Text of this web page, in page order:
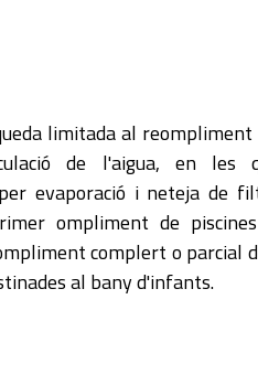
limitada al reompliment
de l'aigua, en les
evaporació i neteja de
ompliment de
complert o parcial
al bany d'infants.